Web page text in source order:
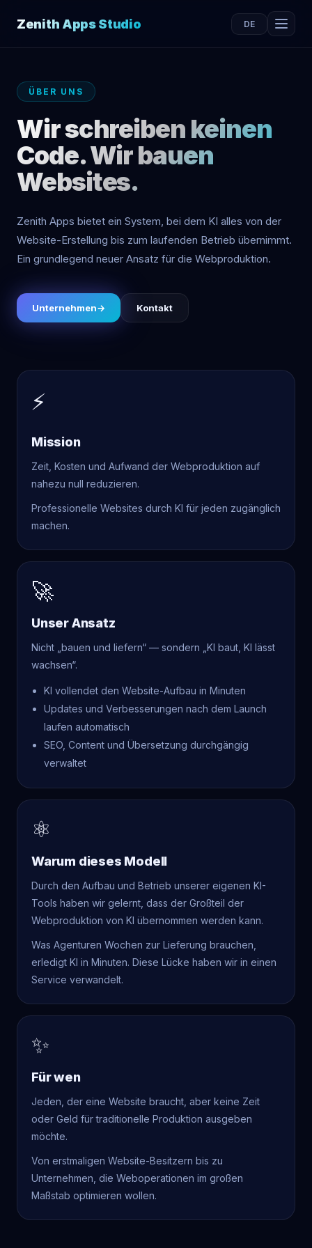
Zenith Apps Studio DE
ÜBER UNS
Wir schreiben keinen
Code. Wir bauen
Websites.
Zenith Apps bietet ein System, bei dem KI alles von der
Website-Erstellung bis zum laufenden Betrieb übernimmt.
Ein grundlegend neuer Ansatz für die Webproduktion.
Unternehmen→ Kontakt
⚡
Mission
Zeit, Kosten und Aufwand der Webproduktion auf
nahezu null reduzieren.
Professionelle Websites durch KI für jeden zugänglich
machen.
🚀
Unser Ansatz
Nicht „bauen und liefern“ — sondern „KI baut, KI lässt
wachsen“.
KI vollendet den Website-Aufbau in Minuten
Updates und Verbesserungen nach dem Launch
laufen automatisch
SEO, Content und Übersetzung durchgängig
verwaltet
⚛
Warum dieses Modell
Durch den Aufbau und Betrieb unserer eigenen KI-
Tools haben wir gelernt, dass der Großteil der
Webproduktion von KI übernommen werden kann.
Was Agenturen Wochen zur Lieferung brauchen,
erledigt KI in Minuten. Diese Lücke haben wir in einen
Service verwandelt.
✨
Für wen
Jeden, der eine Website braucht, aber keine Zeit
oder Geld für traditionelle Produktion ausgeben
möchte.
Von erstmaligen Website-Besitzern bis zu
Unternehmen, die Weboperationen im großen
Maßstab optimieren wollen.